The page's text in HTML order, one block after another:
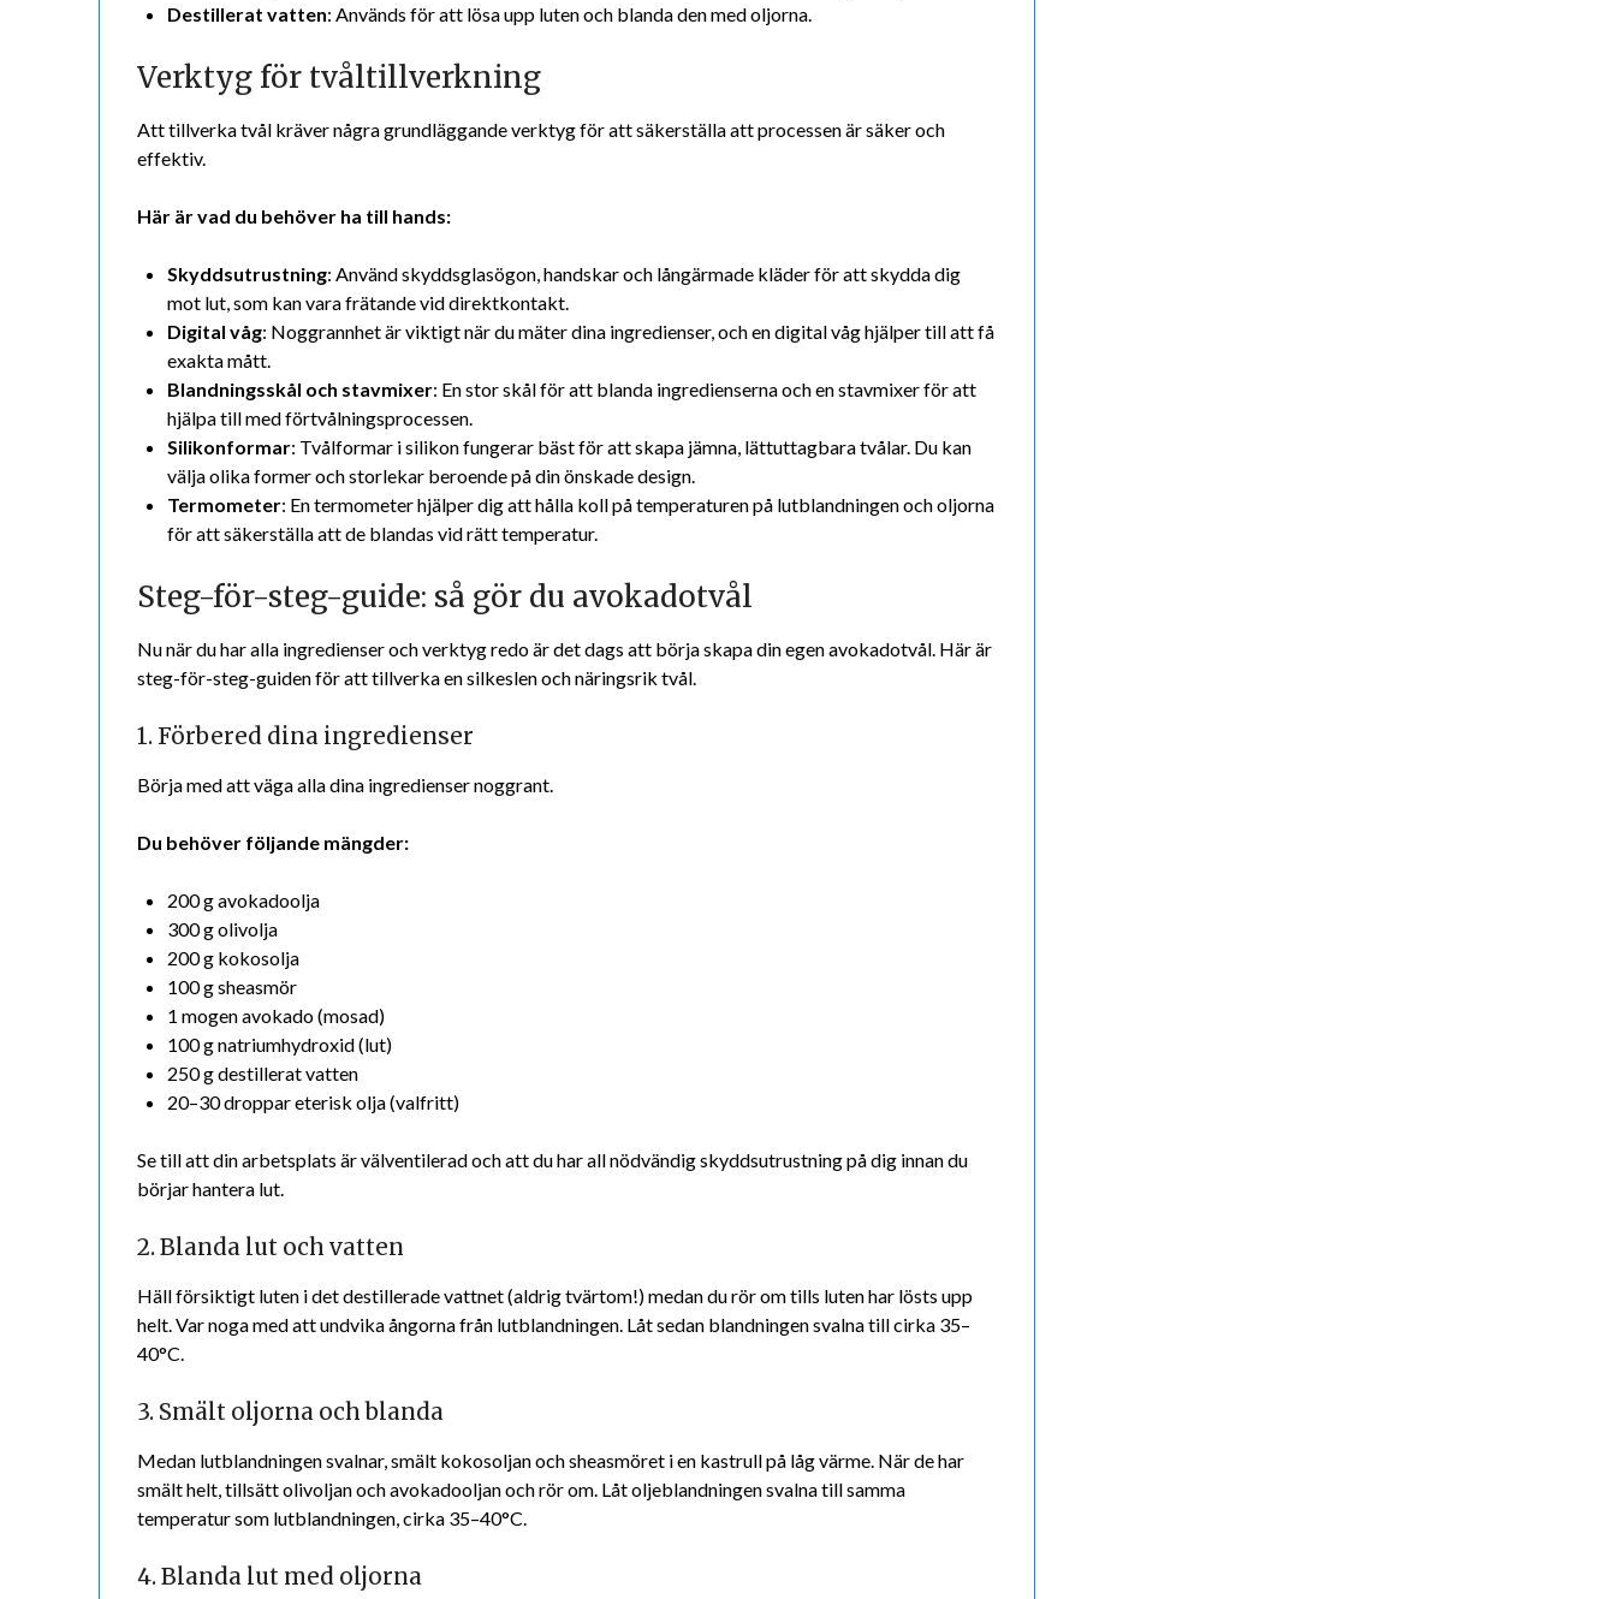
Destillerat vatten: Används för att lösa upp luten och blanda den med oljorna.
Verktyg för tvåltillverkning
Att tillverka tvål kräver några grundläggande verktyg för att säkerställa att processen är säker och
effektiv.
Här är vad du behöver ha till hands:
Skyddsutrustning: Använd skyddsglasögon, handskar och långärmade kläder för att skydda dig
mot lut, som kan vara frätande vid direktkontakt.
Digital våg: Noggrannhet är viktigt när du mäter dina ingredienser, och en digital våg hjälper till att få
exakta mått.
Blandningsskål och stavmixer: En stor skål för att blanda ingredienserna och en stavmixer för att
hjälpa till med förtvålningsprocessen.
Silikonformar: Tvålformar i silikon fungerar bäst för att skapa jämna, lättuttagbara tvålar. Du kan
välja olika former och storlekar beroende på din önskade design.
Termometer: En termometer hjälper dig att hålla koll på temperaturen på lutblandningen och oljorna
för att säkerställa att de blandas vid rätt temperatur.
Steg-för-steg-guide: så gör du avokadotvål
Nu när du har alla ingredienser och verktyg redo är det dags att börja skapa din egen avokadotvål. Här är
steg-för-steg-guiden för att tillverka en silkeslen och näringsrik tvål.
1. Förbered dina ingredienser
Börja med att väga alla dina ingredienser noggrant.
Du behöver följande mängder:
200 g avokadoolja
300 g olivolja
200 g kokosolja
100 g sheasmör
1 mogen avokado (mosad)
100 g natriumhydroxid (lut)
250 g destillerat vatten
20–30 droppar eterisk olja (valfritt)
Se till att din arbetsplats är välventilerad och att du har all nödvändig skyddsutrustning på dig innan du
börjar hantera lut.
2. Blanda lut och vatten
Häll försiktigt luten i det destillerade vattnet (aldrig tvärtom!) medan du rör om tills luten har lösts upp
helt. Var noga med att undvika ångorna från lutblandningen. Låt sedan blandningen svalna till cirka 35–
40°C.
3. Smält oljorna och blanda
Medan lutblandningen svalnar, smält kokosoljan och sheasmöret i en kastrull på låg värme. När de har
smält helt, tillsätt olivoljan och avokadooljan och rör om. Låt oljeblandningen svalna till samma
temperatur som lutblandningen, cirka 35–40°C.
4. Blanda lut med oljorna